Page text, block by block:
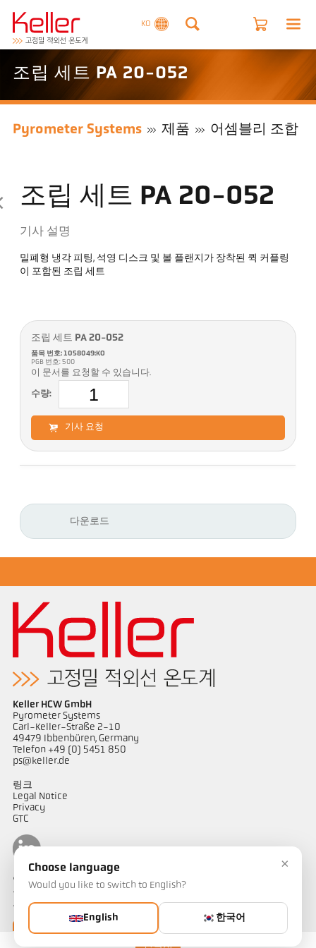
KO
연락처
조립 세트 PA 20-052
Pyrometer Systems 제품 어셈블리 조합
조립 세트 PA 20-052
기사 설명
밀폐형 냉각 피팅, 석영 디스크 및 볼 플랜지가 장착된 퀵 커플링
이 포함된 조립 세트
조립 세트 PA 20-052
품목 번호: 1058049:KO
PGB 번호: 500
이 문서를 요청할 수 있습니다.
수량:
기사 요청
다운로드
Keller HCW GmbH
Pyrometer Systems
Carl-Keller-Straße 2-10
49479 Ibbenbüren, Germany
Telefon +49 (0) 5451 850
ps@keller.de
링크
Legal Notice
Privacy
GTC
연락하다
온도 측정 솔루션에 대해 궁금한 점이 있으신가요? 저희 팀이 기꺼이
도와드리겠습니다.
연락하기
×
Choose language
Would you like to switch to English?
English 한국어